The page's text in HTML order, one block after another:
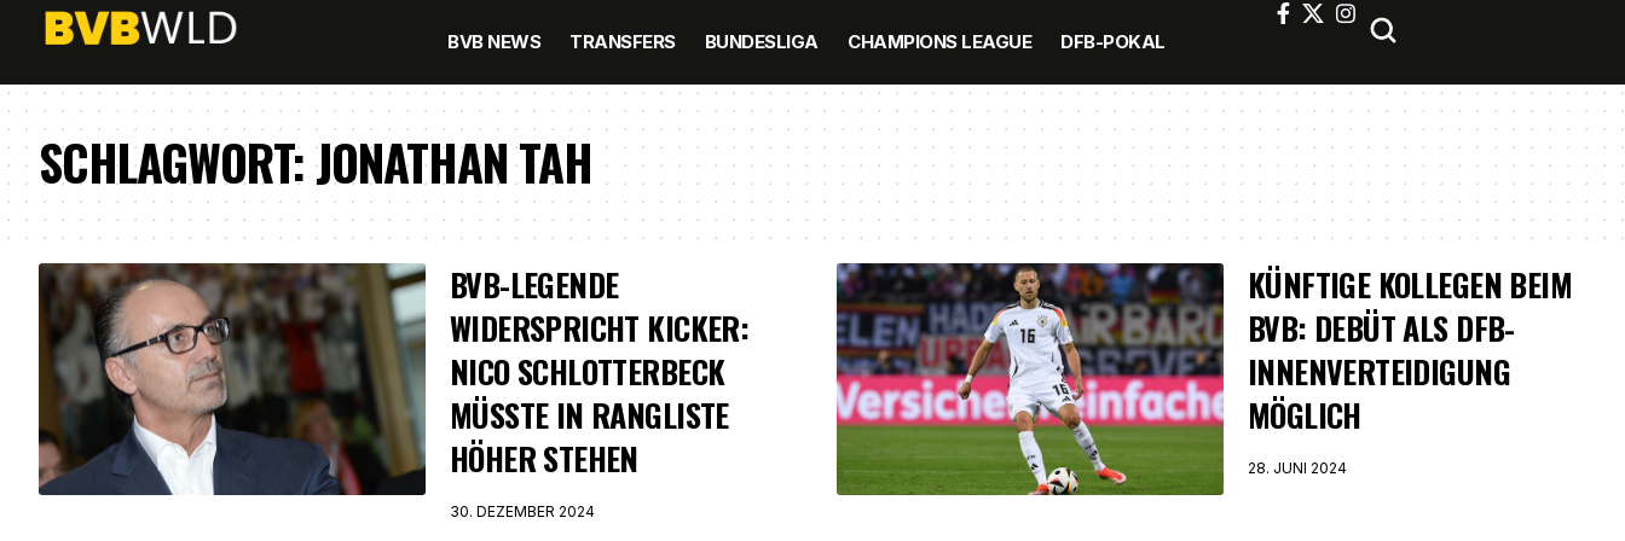
BVB NEWS TRANSFERS BUNDESLIGA CHAMPIONS LEAGUE DFB-POKAL
SCHLAGWORT:JONATHAN TAH
BVB-LEGENDE
WIDERSPRICHT KICKER:
NICO SCHLOTTERBECK
MÜSSTE IN RANGLISTE
HÖHER STEHEN
30. DEZEMBER 2024
KÜNFTIGE KOLLEGEN BEIM
BVB: DEBÜT ALS DFB-
INNENVERTEIDIGUNG
MÖGLICH
28. JUNI 2024